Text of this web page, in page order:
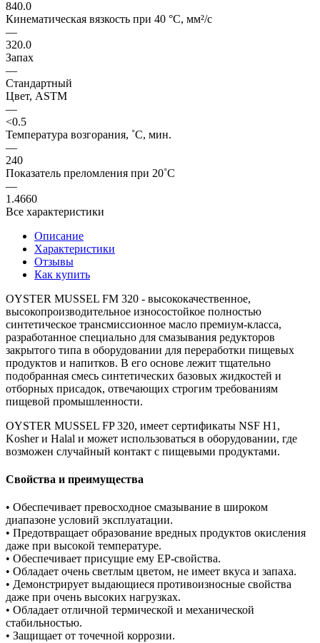
840.0
Кинематическая вязкость при 40 °C, мм²/с
—
320.0
Запах
—
Стандартный
Цвет, ASTM
—
<0.5
Температура возгорания, ˚C, мин.
—
240
Показатель преломления при 20˚C
—
1.4660
Все характеристики
Описание
Характеристики
Отзывы
Как купить
OYSTER MUSSEL FM 320 - высококачественное,
высокопроизводительное износостойкое полностью
синтетическое трансмиссионное масло премиум-класса,
разработанное специально для смазывания редукторов
закрытого типа в оборудовании для переработки пищевых
продуктов и напитков. В его основе лежит тщательно
подобранная смесь синтетических базовых жидкостей и
отборных присадок, отвечающих строгим требованиям
пищевой промышленности.
OYSTER MUSSEL FP 320, имеет сертификаты NSF H1,
Kosher и Halal и может использоваться в оборудовании, где
возможен случайный контакт с пищевыми продуктами.
Свойства и преимущества
• Обеспечивает превосходное смазывание в широком
диапазоне условий эксплуатации.
• Предотвращает образование вредных продуктов окисления
даже при высокой температуре.
• Обеспечивает присущие ему EP-свойства.
• Обладает очень светлым цветом, не имеет вкуса и запаха.
• Демонстрирует выдающиеся противоизносные свойства
даже при очень высоких нагрузках.
• Обладает отличной термической и механической
стабильностью.
• Защищает от точечной коррозии.